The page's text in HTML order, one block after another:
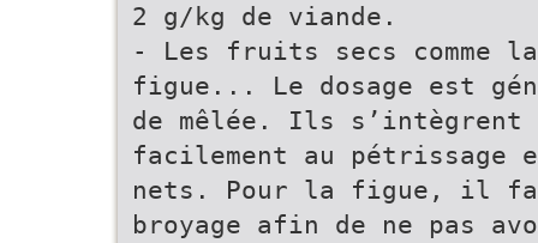
2 g/kg de viande.
- Les fruits secs
figue... Le dosage est
de mêlée. Ils s’intègrent
facilement au pétrissage
nets. Pour la figue, il
broyage afin de ne pas